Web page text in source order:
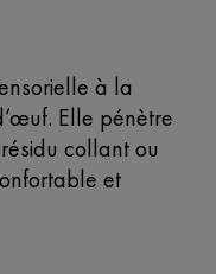
à la
Elle pénètre
collant ou
et